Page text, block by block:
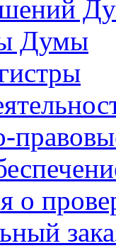
Думы
о